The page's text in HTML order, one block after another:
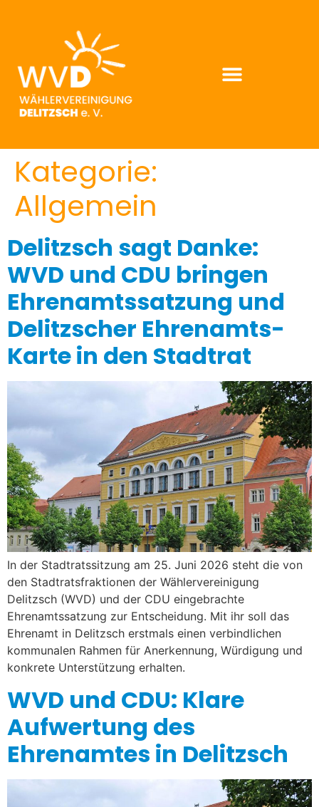
Kategorie:
Allgemein
Delitzsch sagt Danke:
WVD und CDU bringen
Ehrenamtssatzung und
Delitzscher Ehrenamts-
Karte in den Stadtrat
In der Stadtratssitzung am 25. Juni 2026 steht die von
den Stadtratsfraktionen der Wählervereinigung
Delitzsch (WVD) und der CDU eingebrachte
Ehrenamtssatzung zur Entscheidung. Mit ihr soll das
Ehrenamt in Delitzsch erstmals einen verbindlichen
kommunalen Rahmen für Anerkennung, Würdigung und
konkrete Unterstützung erhalten.
WVD und CDU: Klare
Aufwertung des
Ehrenamtes in Delitzsch